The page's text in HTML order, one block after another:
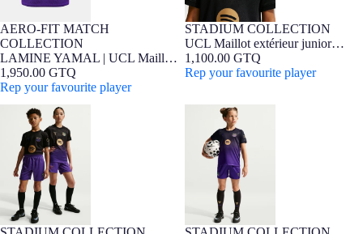
7-16 ANS NOUVEAUTÉ
Édition Joueur
AERO-FIT MATCH
COLLECTION
LAMINE YAMAL | UCL Maillot
extérieur junior 26/27 FC
Barcelona x Kobe Bryant -
Édition Joueur
1,950.00 GTQ
Rep your favourite player
7-16 ANS NOUVEAUTÉ
Barça Exclusif
STADIUM COLLECTION
UCL Maillot extérieur junior
26/27 FC Barcelona x Kobe
Bryant
1,100.00 GTQ
Rep your favourite player
Short extérieur junior FC
Barcelona x Kobe Bryant 26/27
Ensemble extérieur pour jeunes
enfants FC Barcelona x Kobe
Bryant 26/27